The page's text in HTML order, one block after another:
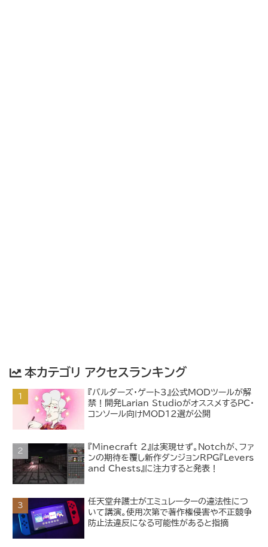
本カテゴリ アクセスランキング
『バルダーズ・ゲート3』公式MODツールが解
禁！開発Larian StudioがオススメするPC・
コンソール向けMOD12選が公開
『Minecraft 2』は実現せず。Notchが、ファ
ンの期待を覆し新作ダンジョンRPG『Levers
and Chests』に注力すると発表！
任天堂弁護士がエミュレーターの違法性につ
いて講演。使用次第で著作権侵害や不正競争
防止法違反になる可能性があると指摘